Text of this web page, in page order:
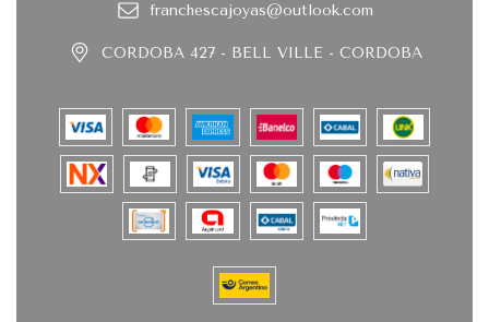
franchescajoyas@outlook.com
CORDOBA 427 - BELL VILLE - CORDOBA